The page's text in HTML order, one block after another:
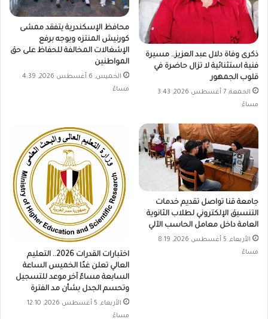
ذكرى وفاة دلال عبد العزيز.. مسيرة
فنية استثنائية لا تزال حاضرة في
قلوب الجمهور
الجمعة, 7 أغسطس 2026, 3:43
مساءً
محافظ الإسكندرية يتفقد ممشى
كورنيش المنتزه ويوجه برفع
الإشغالات المخالفة للحفاظ على حق
المواطنين
الخميس, 6 أغسطس 2026, 4:39
مساءً
جامعة قنا تواصل تقديم خدمات
التنسيق الإلكتروني لطلاب الثانوية
العامة داخل معامل الحاسب الآلي
الأربعاء, 5 أغسطس 2026, 8:19
مساءً
اختبارات القدرات 2026.. التعليم
العالي تعلن غدًا الخميس الساعة
السابعة مساءً آخر موعد للتسجيل
وتحسم الجدل بشأن مد الفترة
الأربعاء, 5 أغسطس 2026, 12:10
مساءً